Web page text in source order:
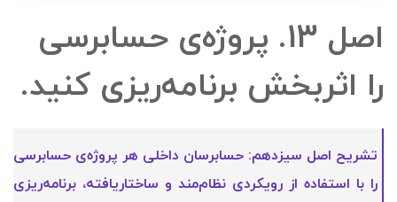
اصل 13. پروژه‌ی حسابرسی
را اثربخش برنامه‌ریزی کنید.
تشریح اصل سیزدهم: حسابرسان داخلی هر پروژه‌ی حسابرسی
را با استفاده از رویکردی نظام‌مند و ساختاریافته، برنامه‌ریزی